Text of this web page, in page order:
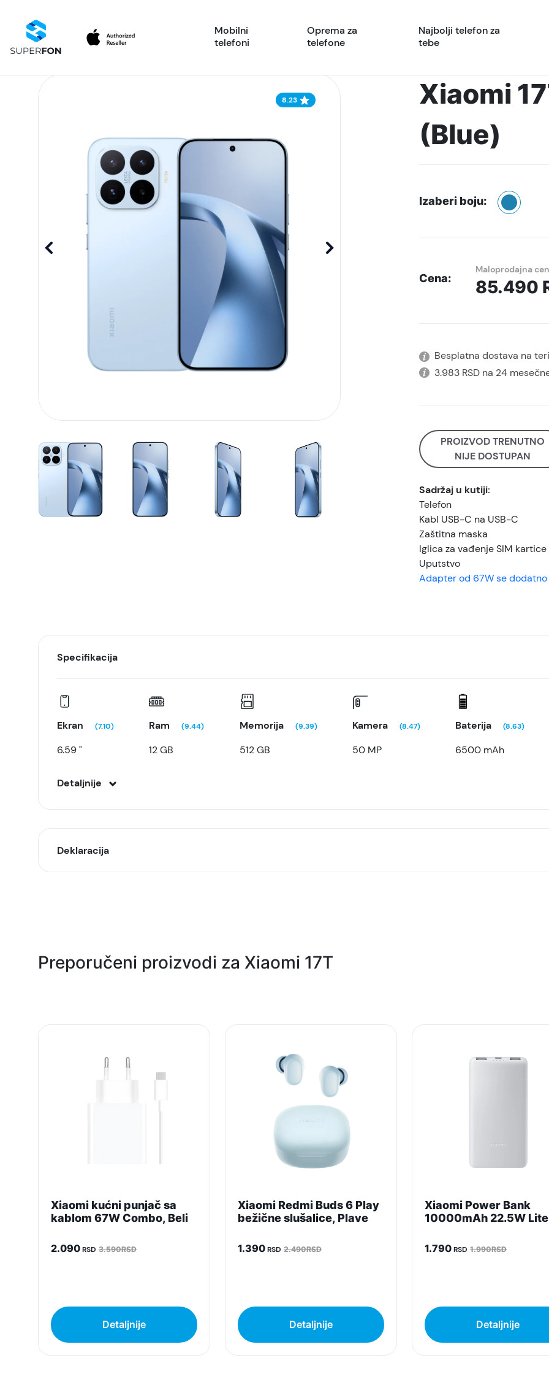
Mobilni
telefoni
Oprema za
telefone
Najbolji telefon za
tebe
8.23
Xiaomi
(Blue)
Izaberi boju:
Cena:
Maloprodajna
85.490
Besplatna dostava na
3.983 RSD na 24
PROIZVOD TRENUTNO
NIJE DOSTUPAN
Sadržaj u kutiji:
Telefon
Kabl USB-C na USB-C
Zaštitna maska
Iglica za vađenje SIM kartice
Uputstvo
Adapter od 67W se
Specifikacija
Ekran (7.10)
6.59 "
Ram (9.44)
12 GB
Memorija (9.39)
512 GB
Kamera (8.47)
50 MP
Baterija (8.63)
6500 mAh
Detaljnije
Deklaracija
Comtrade
uslove reklamacije i povrata pročitajte -ovde
Superfon doo se trudi da informacije i fotografije artikala
garantuje da su svi podaci apsolutno ispravni.
Preporučeni proizvodi za Xiaomi 17T
Xiaomi kućni punjač sa
kablom 67W Combo, Beli
2.090RSD 3.590RSD
Detaljnije
Xiaomi Redmi Buds 6 Play
bežične slušalice, Plave
1.390RSD 2.490RSD
Detaljnije
Xiaomi Power Bank
10000mAh 22.5W Lite
1.790RSD 1.990RSD
Detaljnije